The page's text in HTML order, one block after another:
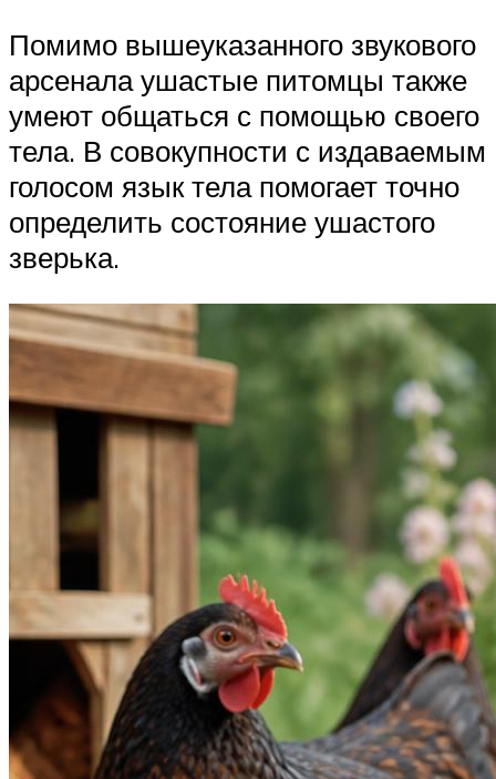
Помимо вышеуказанного звукового
арсенала ушастые питомцы также
умеют общаться с помощью своего
тела. В совокупности с издаваемым
голосом язык тела помогает точно
определить состояние ушастого
зверька.